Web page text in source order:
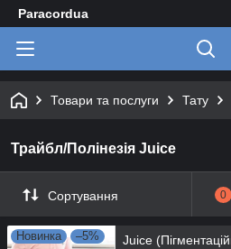
Paracordua
Товари та послуги Тату
Трайбл/Полінезія Juice
Сортування 0
Новинка –5%
Juice